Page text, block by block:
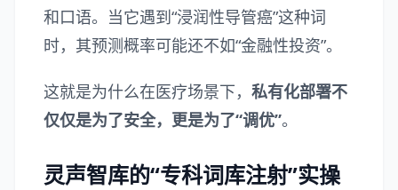
和口语。当它遇到“浸润性导管癌”这种词
时，其预测概率可能还不如“金融性投资”。
这就是为什么在医疗场景下， 私有化部署不
仅仅是为了安全，更是为了“调优”。
灵声智库的“专科词库注射”实操